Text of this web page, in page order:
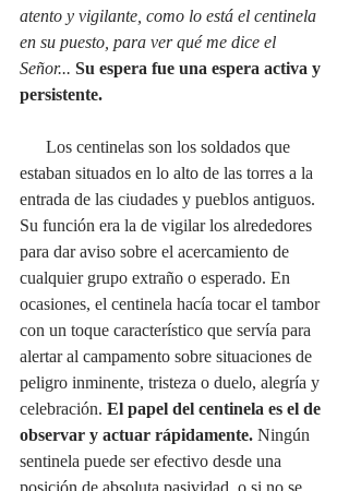
atento y vigilante, como lo está el centinela
en su puesto, para ver qué me dice el
Señor... Su espera fue una espera activa y
persistente.
estaban situados en lo alto de las torres a la
entrada de las ciudades y pueblos antiguos.
Su función era la de vigilar los alrededores
para dar aviso sobre el acercamiento de
cualquier grupo extraño o esperado. En
ocasiones, el centinela hacía tocar el tambor
con un toque característico que servía para
alertar al campamento sobre situaciones de
peligro inminente, tristeza o duelo, alegría y
celebración. El papel del centinela es el de
observar y actuar rápidamente. Ningún
sentinela puede ser efectivo desde una
posición de absoluta pasividad, o si no se